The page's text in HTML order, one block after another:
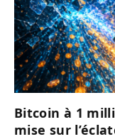
Bitcoin à 1
mise sur